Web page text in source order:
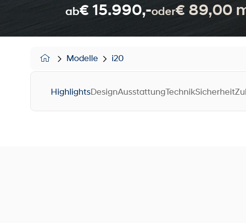
ab€ 15.990,-oder€ 89,00
Modelle i20
HighlightsDesignAusstattungTechnikSicherheit